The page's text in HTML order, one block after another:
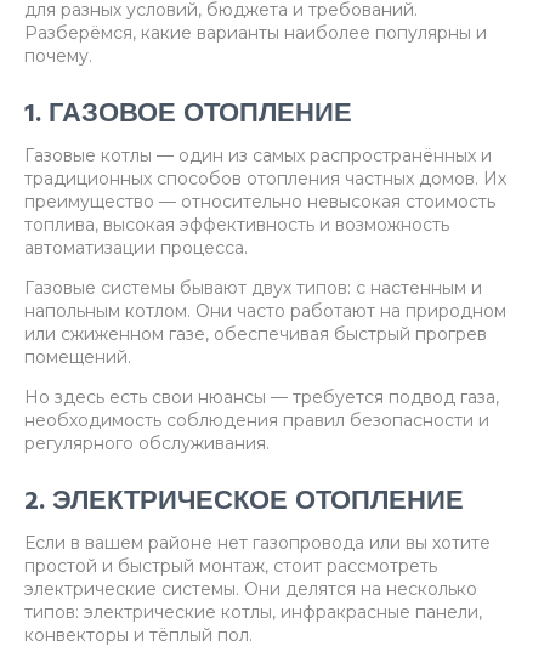
для разных условий, бюджета и требований.
Разберёмся, какие варианты наиболее популярны и
почему.
1. ГАЗОВОЕ ОТОПЛЕНИЕ
Газовые котлы — один из самых распространённых и
традиционных способов отопления частных домов. Их
преимущество — относительно невысокая стоимость
топлива, высокая эффективность и возможность
автоматизации процесса.
Газовые системы бывают двух типов: с настенным и
напольным котлом. Они часто работают на природном
или сжиженном газе, обеспечивая быстрый прогрев
помещений.
Но здесь есть свои нюансы — требуется подвод газа,
необходимость соблюдения правил безопасности и
регулярного обслуживания.
2. ЭЛЕКТРИЧЕСКОЕ ОТОПЛЕНИЕ
Если в вашем районе нет газопровода или вы хотите
простой и быстрый монтаж, стоит рассмотреть
электрические системы. Они делятся на несколько
типов: электрические котлы, инфракрасные панели,
конвекторы и тёплый пол.